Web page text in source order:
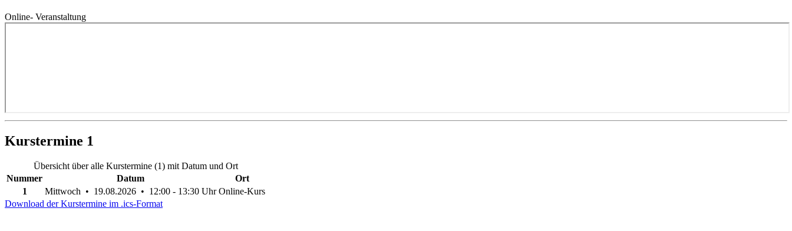
Online- Veranstaltung
Kurstermine 1
Übersicht über alle Kurstermine (1) mit Datum und Ort
Nummer
Datum
Ort
1
Mittwoch • 19.08.2026 • 12:00 - 13:30 Uhr Online-Kurs
Download der Kurstermine im .ics-Format